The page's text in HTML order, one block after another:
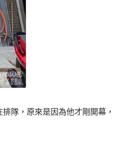
隊，原來是因為他才剛開幕，